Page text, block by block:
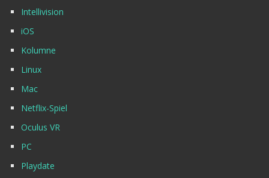
Intellivision
iOS
Kolumne
Linux
Mac
Netflix-Spiel
Oculus VR
PC
Playdate